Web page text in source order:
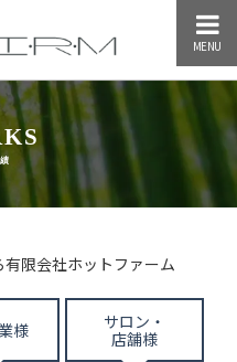
MENU
限会社ホットファーム
様
サロン・
店舗様